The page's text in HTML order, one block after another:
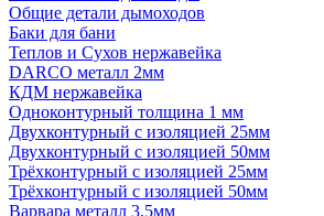
Общие детали дымоходов
Баки для бани
Теплов и Сухов нержавейка
DARCO металл 2мм
КДМ нержавейка
Одноконтурный толщина 1 мм
Двухконтурный с изоляцией 25мм
Двухконтурный с изоляцией 50мм
Трёхконтурный с изоляцией 25мм
Трёхконтурный с изоляцией 50мм
Варвара металл 3,5мм